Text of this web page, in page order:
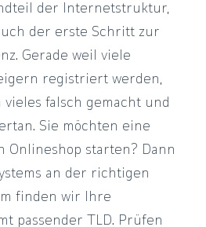
der Internetstruktur,
der erste Schritt zur
Gerade weil viele
registriert werden,
falsch gemacht und
Sie möchten eine
Onlineshop starten? Dann
an der richtigen
finden wir Ihre
passender TLD. Prüfen